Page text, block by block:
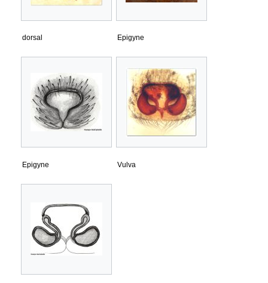
dorsal Epigyne
Epigyne Vulva